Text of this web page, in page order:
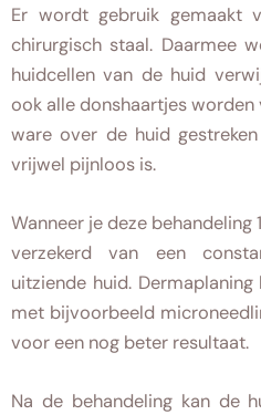
Er wordt gebruik gemaakt
chirurgisch staal. Daarmee
huidcellen van de huid
ook alle donshaartjes
ware over de huid
vrijwel pijnloos is.
Wanneer je deze behandeling
verzekerd van een
uitziende huid.
met bijvoorbeeld
voor een nog beter resultaat.
Na de behandeling kan de